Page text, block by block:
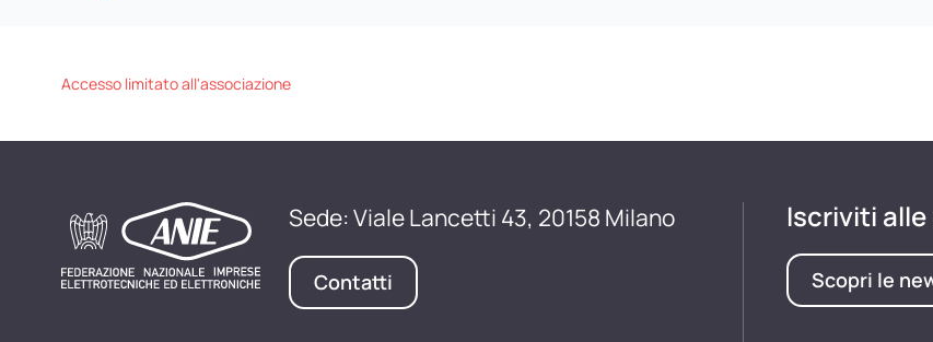
Accesso limitato all'associazione
Sede: Viale Lancetti 43, 20158 Milano
Contatti
Iscriviti
Scopri le